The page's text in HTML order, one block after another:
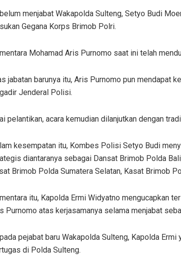
menjabat Wakapolda Sulteng, Setyo Budi
Gegana Korps Brimob Polri.
Mohamad Aris Purnomo saat ini telah
jabatan barunya itu, Aris Purnomo pun mendapat
Jenderal Polisi.
pelantikan, acara kemudian dilanjutkan dengan
kesempatan itu, Kombes Polisi Setyo Budi
diantaranya sebagai Dansat Brimob Polda
Brimob Polda Sumatera Selatan, Kasat Brimob
itu, Kapolda Ermi Widyatno mengucapkan
Purnomo atas kerjasamanya selama menjabat
pejabat baru Wakapolda Sulteng, Kapolda
di Polda Sulteng.